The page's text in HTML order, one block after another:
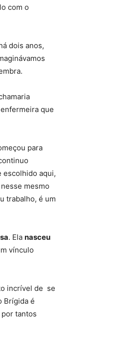
com o
dois anos,
que
para
escolhido aqui,
mesmo
trabalho, é um
. Ela nasceu
vínculo
incrível de se
Brígida é
tantos